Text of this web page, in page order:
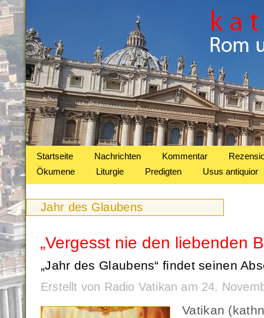
Startseite Nachrichten Kommentar
Ökumene
Liturgie Predigten Usus antiquior
Jahr des Glaubens
„Vergesst nie den liebenden
„Jahr des Glaubens“ findet seinen
Erstellt von Radio Vatikan am 24.
Vatikan